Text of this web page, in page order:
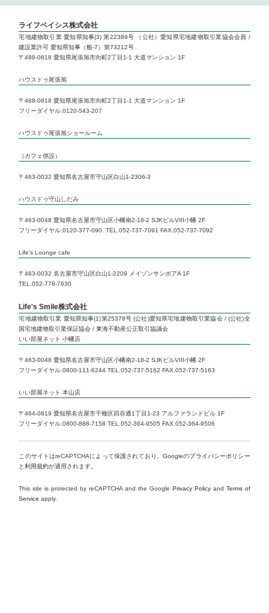
Life’s 1Day Reform
いい部屋ネット 小幡店
ライフベイシス株式会社
宅地建物取引業 愛知県知事(3) 第22389号 （公社）愛知県宅地建物取引業協会会員 /
建設業許可 愛知県知事（般-7）第73212号
〒488-0818 愛知県尾張旭市向町2丁目1-1 大道マンション 1F
ハウスドゥ尾張旭
〒488-0818 愛知県尾張旭市向町2丁目1-1 大道マンション 1F
フリーダイヤル.0120-543-207
ハウスドゥ尾張旭ショールーム
（カフェ併設）
〒463-0032 愛知県名古屋市守山区白山1-2306-3
ハウスドゥ守山しだみ
〒463-0048 愛知県名古屋市守山区小幡南2-18-2 SJKビルVIII小幡 2F
フリーダイヤル.0120-377-090. TEL.052-737-7091 FAX.052-737-7092
Life’s Lounge cafe
〒463-0032 名古屋市守山区白山1-2209 メイゾンサンポアA 1F
TEL.052-778-7630
Life's Smile株式会社
宅地建物取引業 愛知県知事(1)第25378号 (公社)愛知県宅地建物取引業協会 / (公社)全
国宅地建物取引業保証協会 / 東海不動産公正取引協議会
いい部屋ネット 小幡店
〒463-0048 愛知県名古屋市守山区小幡南2-18-2 SJKビルVIII小幡 2F
フリーダイヤル.0800-111-6244 TEL.052-737-5162 FAX.052-737-5163
いい部屋ネット 本山店
〒464-0819 愛知県名古屋市千種区四谷通1丁目1-23 アルファランドビル 1F
フリーダイヤル.0800-888-7158 TEL.052-364-9505 FAX.052-364-9506
このサイトはreCAPTCHAによって保護されており、Googleのプライバシーポリシー
と利用規約が適用されます。
This site is protected by reCAPTCHA and the Google Privacy Policyand Terms of
Service apply.